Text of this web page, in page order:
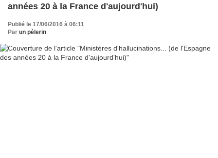
années 20 à la France d'aujourd'hui)
Publié le 17/06/2016 à 06:11
Par un pèlerin